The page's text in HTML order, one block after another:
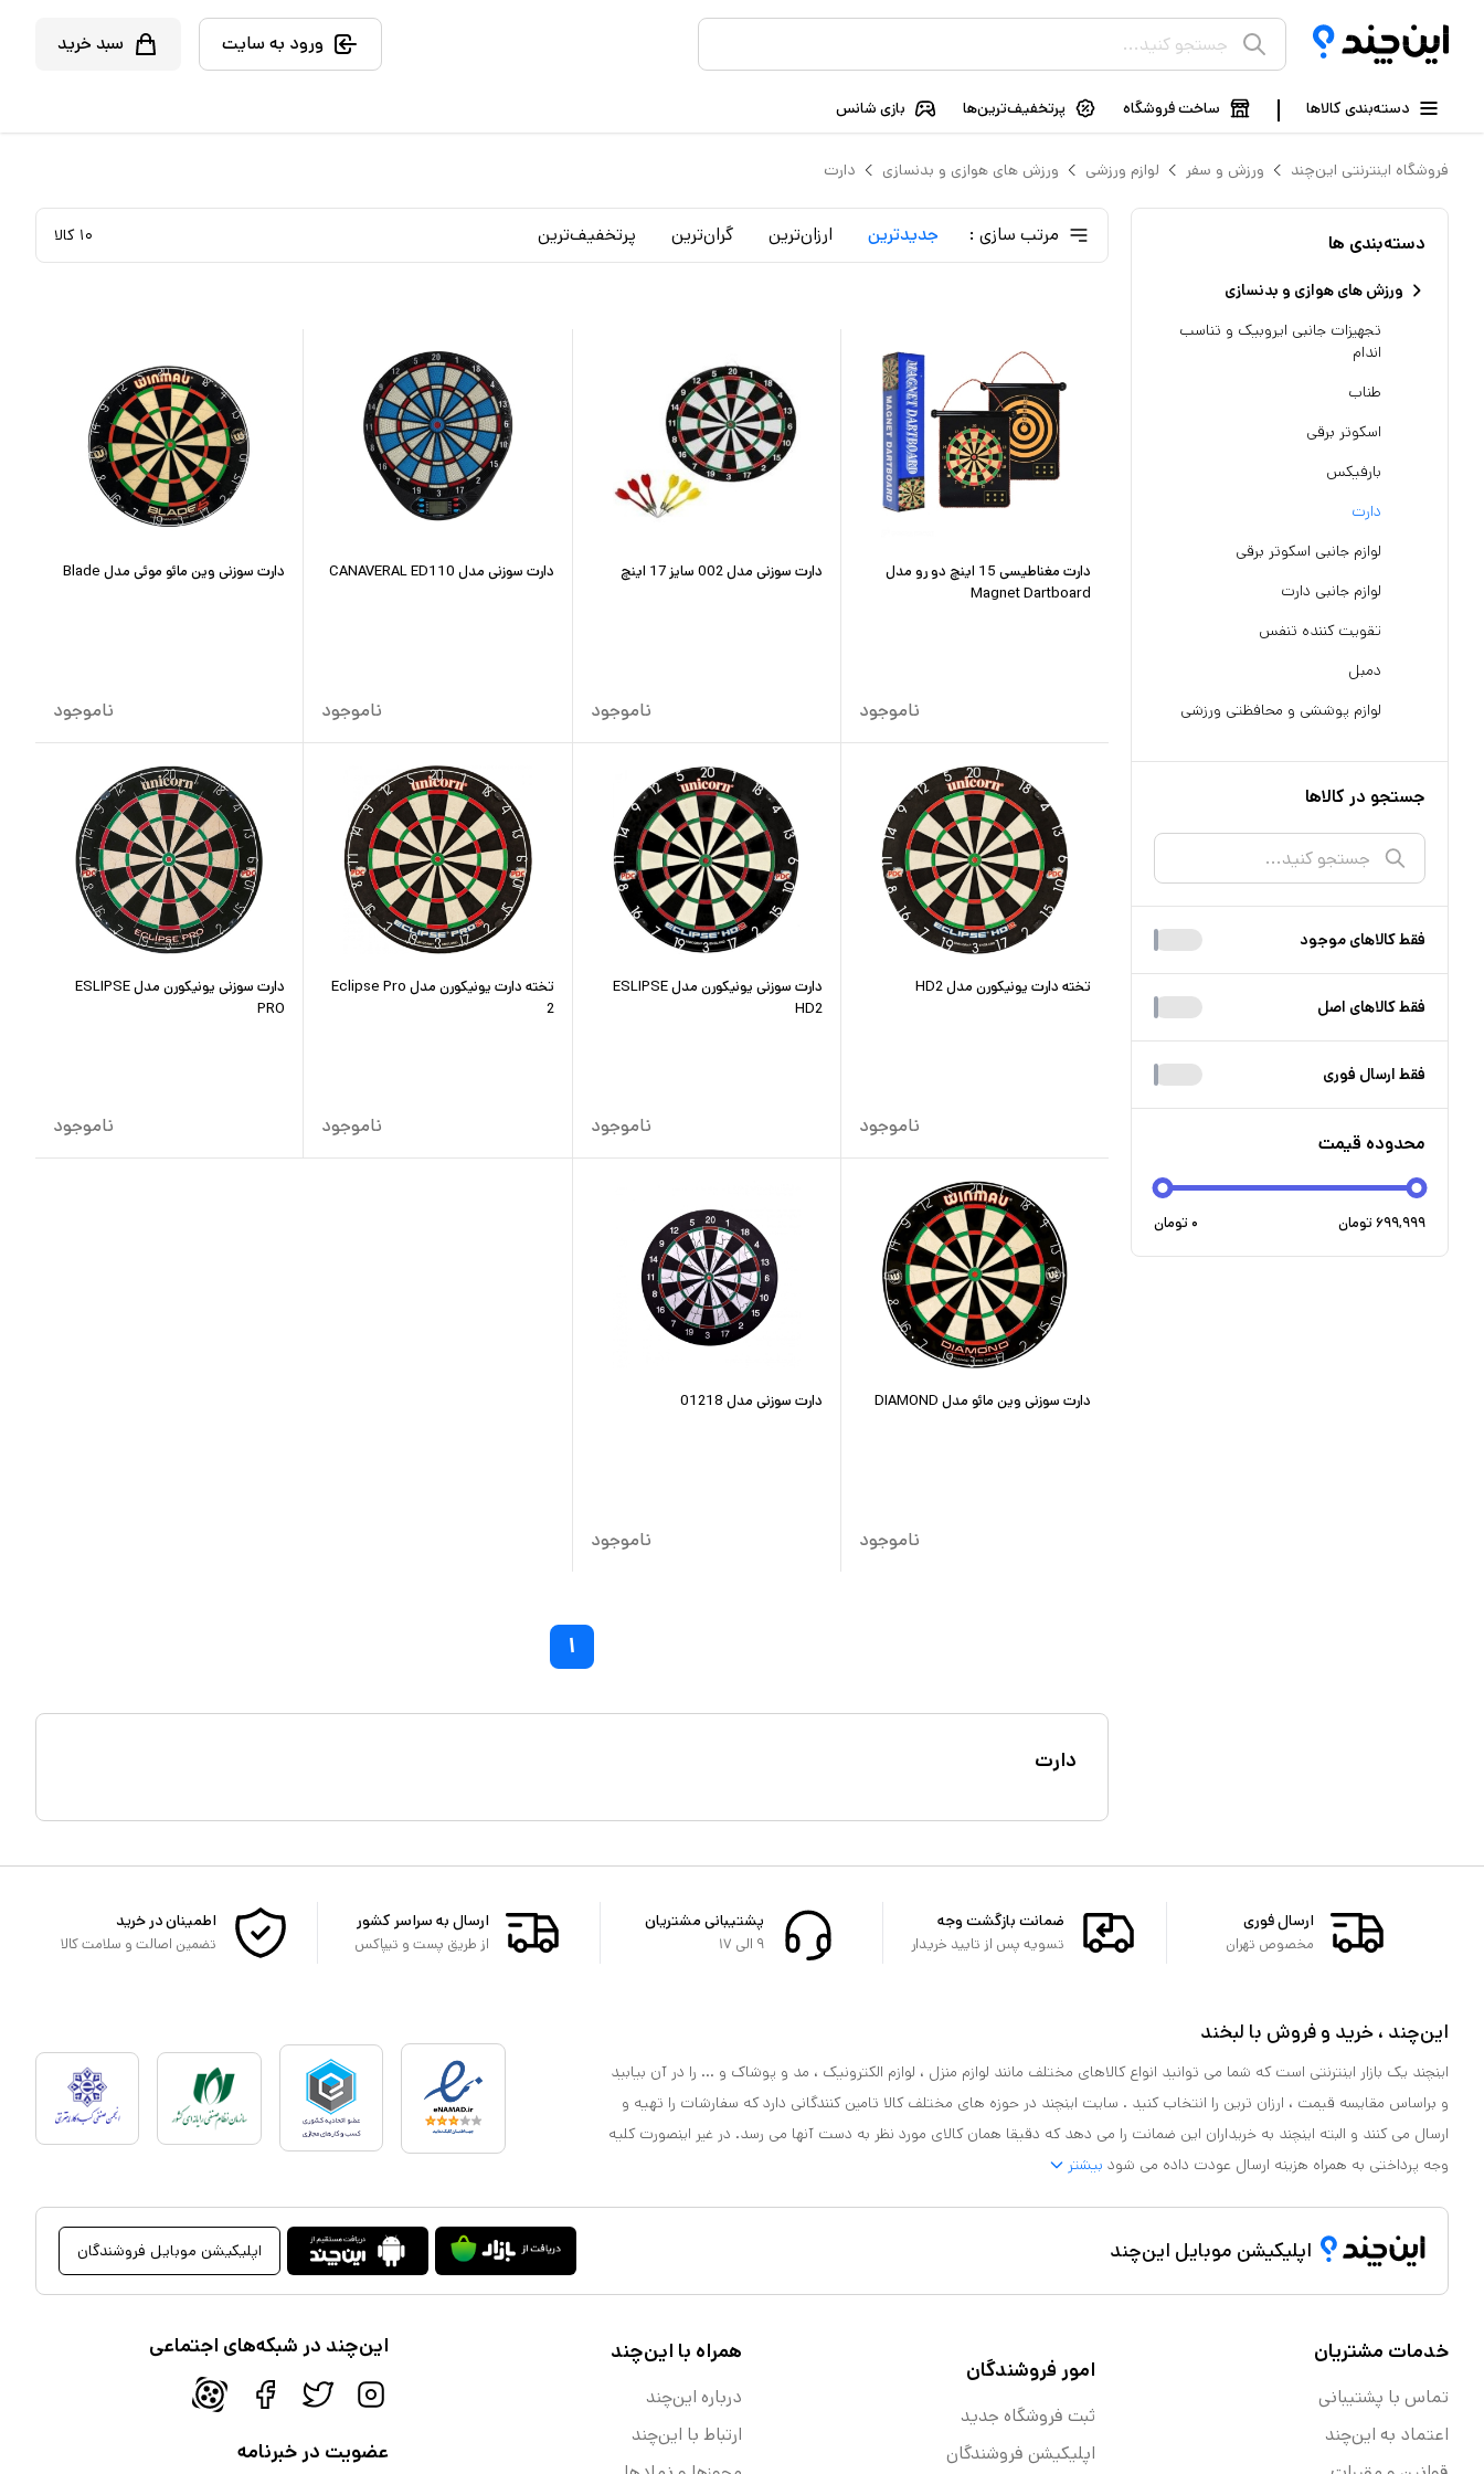
ورود به سایت سبد خرید
دسته‌بندی کالاها ساخت فروشگاه پرتخفیف‌ترین‌ها بازی شانس
فروشگاه اینترنتی این‌چند ورزش و سفر لوازم ورزشی ورزش های هوازی و بدنسازی دارت
دسته‌بندی ها
ورزش های هوازی و بدنسازی
تجهیزات جانبی ایروبیک و تناسب
اندام
طناب
اسکوتر برقی
بارفیکس
دارت
لوازم جانبی اسکوتر برقی
لوازم جانبی دارت
تقویت کننده تنفس
دمبل
لوازم پوششی و محافظتی ورزشی
جستجو در کالاها
فقط کالا‌های موجود
فقط کالا‌های اصل
فقط ارسال فوری
محدوده قیمت
۶۹۹,۹۹۹ تومان ۰ تومان
مرتب سازی : جدید‌ترین ارزان‌ترین گران‌ترین پرتخفیف‌ترین ۱۰ کالا
دارت مغناطیسی 15 اینچ دو رو مدل
Magnet Dartboard
ناموجود
دارت سوزنی مدل 002 سایز 17 اینچ
ناموجود
دارت سوزنی مدل CANAVERAL ED110
ناموجود
دارت سوزنی وین مائو موئی مدل Blade
ناموجود
تخته دارت یونیکورن مدل HD2
ناموجود
دارت سوزنی یونیکورن مدل ESLIPSE
HD2
ناموجود
تخته دارت یونیکورن مدل Eclipse Pro
2
ناموجود
دارت سوزنی یونیکورن مدل ESLIPSE
PRO
ناموجود
دارت سوزنی وین مائو مدل DIAMOND
ناموجود
دارت سوزنی مدل 01218
ناموجود
۱
دارت
ارسال فوری
مخصوص تهران
ضمانت بازگشت وجه
تسویه پس از تایید خریدار
پشتیبانی مشتریان
۹ الی ۱۷
ارسال به سراسر کشور
از طریق پست و تیپاکس
اطمینان در خرید
تضمین اصالت و سلامت کالا
این‌چند ، خرید و فروش با لبخند
اینچند یک بازار اینترنتی است که شما می توانید انواع کالاهای مختلف مانند لوازم منزل ، لوازم الکترونیک ، مد و پوشاک و ... را در آن بیابید
و براساس مقایسه قیمت ، ارزان ترین را انتخاب کنید . سایت اینچند در حوزه های مختلف کالا تامین کنندگانی دارد که سفارشات را تهیه و
ارسال می کنند و البته اینچند به خریداران این ضمانت را می دهد که دقیقا همان کالای مورد نظر به دست آنها می رسد. در غیر اینصورت کلیه
وجه پرداختی به همراه هزینه ارسال عودت داده می شود بیشتر
اپلیکیشن موبایل این‌چند اپلیکیشن موبایل فروشندگان
خدمات مشتریان
تماس با پشتیبانی
اعتماد به این‌چند
امور فروشندگان
ثبت فروشگاه جدید
اپلیکیشن فروشندگان
همراه با این‌چند
درباره این‌چند
ارتباط با این‌چند
این‌چند در شبکه‌های اجتماعی
عضویت در خبرنامه